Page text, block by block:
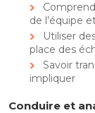
de l’équipe
Utiliser
place des
Savoir
impliquer
Conduire et